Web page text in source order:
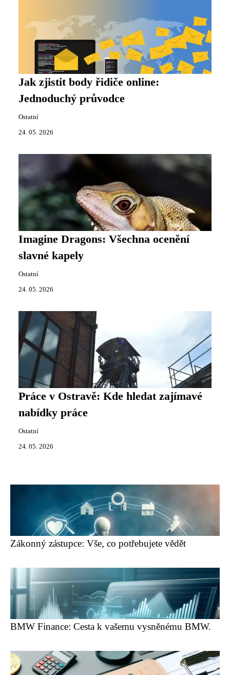
Jak zjistit body řidiče online:
Jednoduchý průvodce
Ostatní
24. 05. 2026
Imagine Dragons: Všechna ocenění
slavné kapely
Ostatní
24. 05. 2026
Práce v Ostravě: Kde hledat zajímavé
nabídky práce
Ostatní
24. 05. 2026
Zákonný zástupce: Vše, co potřebujete vědět
BMW Finance: Cesta k vašemu vysněnému BMW.